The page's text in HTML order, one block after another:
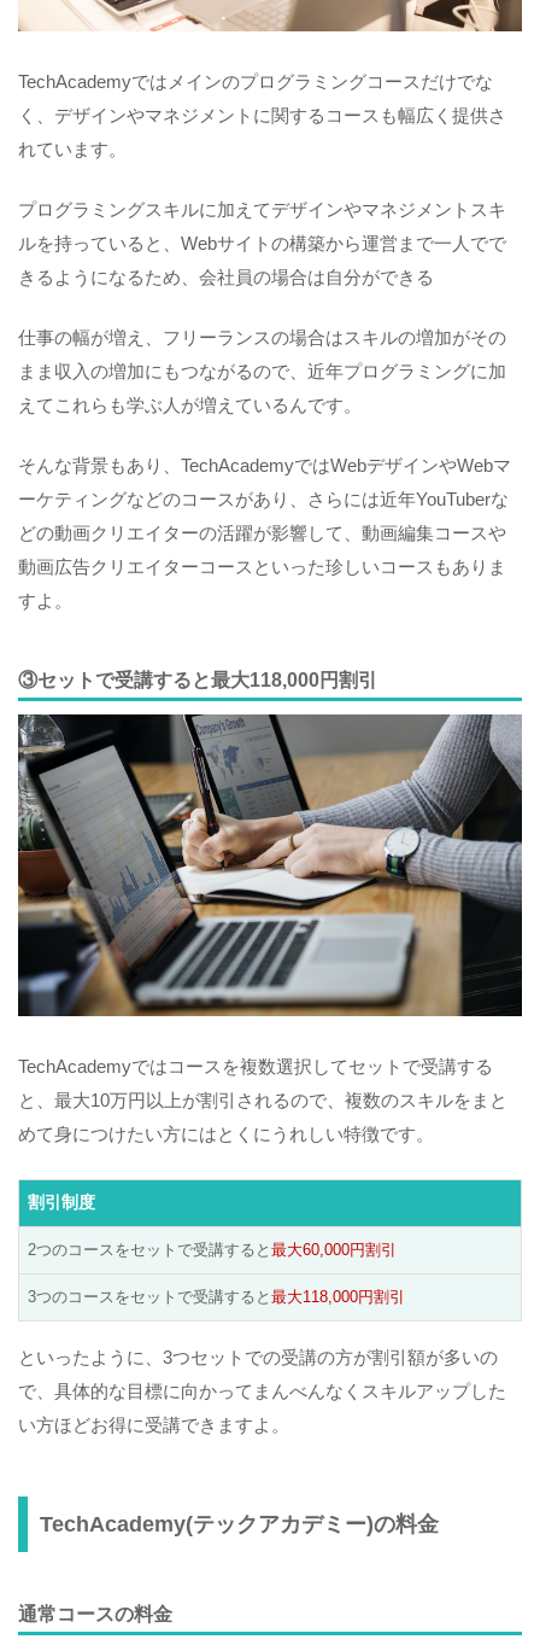
TechAcademyではメインのプログラミングコースだけでな
く、デザインやマネジメントに関するコースも幅広く提供さ
れています。
プログラミングスキルに加えてデザインやマネジメントスキ
ルを持っていると、Webサイトの構築から運営まで一人でで
きるようになるため、会社員の場合は自分ができる
仕事の幅が増え、フリーランスの場合はスキルの増加がその
まま収入の増加にもつながるので、近年プログラミングに加
えてこれらも学ぶ人が増えているんです。
そんな背景もあり、TechAcademyではWebデザインやWebマ
ーケティングなどのコースがあり、さらには近年YouTuberな
どの動画クリエイターの活躍が影響して、動画編集コースや
動画広告クリエイターコースといった珍しいコースもありま
すよ。
③セットで受講すると最大118,000円割引
TechAcademyではコースを複数選択してセットで受講する
と、最大10万円以上が割引されるので、複数のスキルをまと
めて身につけたい方にはとくにうれしい特徴です。
割引制度
2つのコースをセットで受講すると 最大60,000円割引
3つのコースをセットで受講すると 最大118,000円割引
といったように、3つセットでの受講の方が割引額が多いの
で、具体的な目標に向かってまんべんなくスキルアップした
い方ほどお得に受講できますよ。
TechAcademy(テックアカデミー)の料金
通常コースの料金